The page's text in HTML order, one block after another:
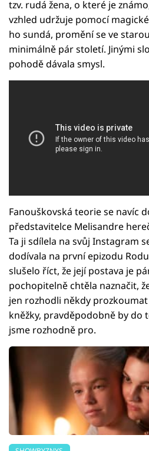
tzv. rudá žena, o které je
vzhled udržuje pomocí
ho sundá, promění se ve
minimálně pár století. Jinými
pohodě dávala smysl.
Fanouškovská teorie se navíc
představitelce Melisandre
Ta ji sdílela na svůj Instagram
dodívala na první epizodu
slušelo říct, že její postava je
pochopitelně chtěla naznačit,
jen rozhodli někdy
kněžky, pravděpodobně by do
jsme rozhodně pro.